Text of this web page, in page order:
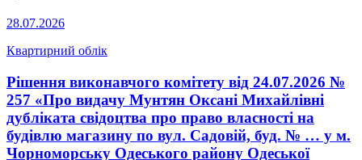
28.07.2026
Квартирний облік
Рішення виконавчого комітету від 24.07.2026 №
257 «Про видачу Мунтян Оксані Михайлівні
дубліката свідоцтва про право власності на
будівлю магазину по вул. Садовій, буд. № … у м.
Чорноморську Одеського району Одеської